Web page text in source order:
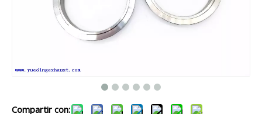
Compartir con: